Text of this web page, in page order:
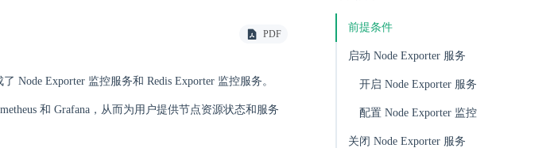
PDF
Node Exporter 监控服务和 Redis Exporter 监控服务。
和 Grafana，从而为用户提供节点资源状态和服务
前提条件
启动 Node Exporter 服务
开启 Node Exporter 服务
配置 Node Exporter 监控
关闭 Node Exporter 服务